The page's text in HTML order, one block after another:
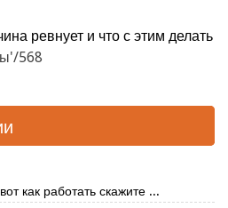
ревнует и что с этим делать
568
как работать скажите ...